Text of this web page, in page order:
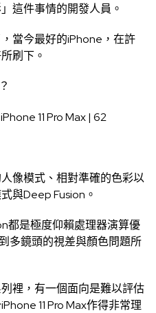
這件事情的開發人員。
當今最好的iPhone，在許
刷下。
像模式、相對準確的色彩以
與Deep Fusion。
都是極度仰賴處理器演算優
多鏡頭的視差與顏色問題所
裡，有一個面向是難以評估
11 Pro Max作得非常理